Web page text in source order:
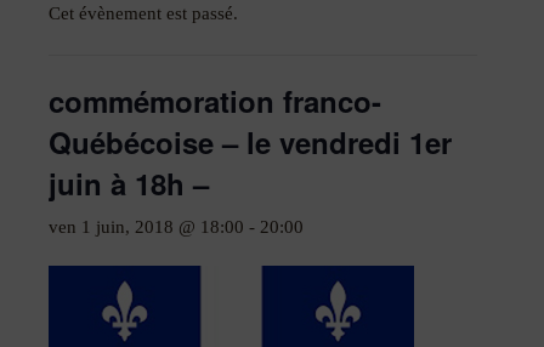
Cet évènement est passé.
commémoration franco-
Québécoise – le vendredi 1er
juin à 18h –
ven 1 juin, 2018 @ 18:00 - 20:00